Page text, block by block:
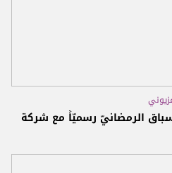
الرمضانيّ رسميّاً مع شركة